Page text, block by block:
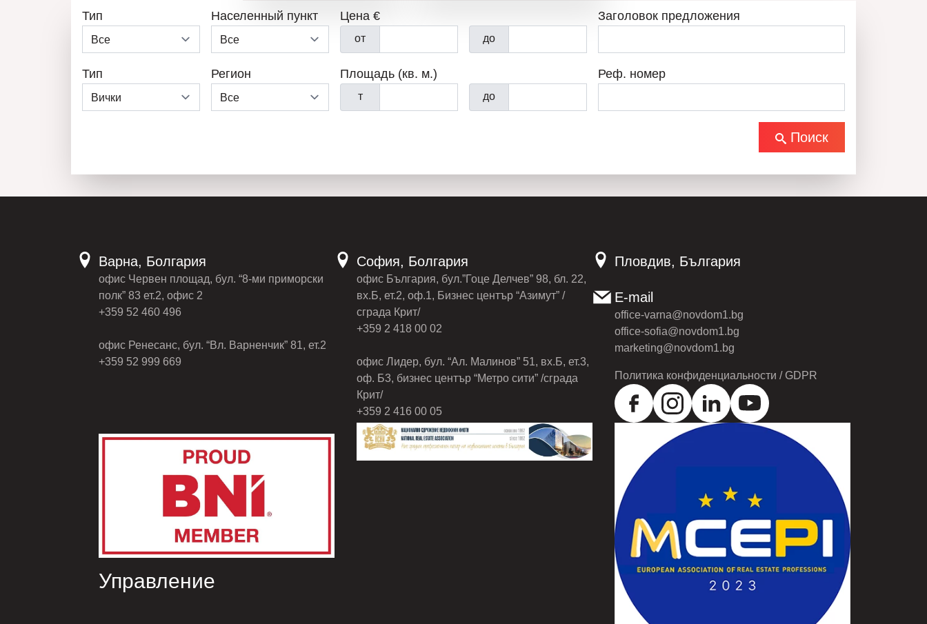
Тип Населенный пункт
Тип Регион
Цена €
от до
Площадь (кв. м.)
т до
Заголовок предложения
Реф. номер
Поиск
Варна, Болгария
офис Червен площад, бул. “8-ми приморски
полк” 83 ет.2, офис 2
+359 52 460 496
офис Ренесанс, бул. “Вл. Варненчик” 81, ет.2
+359 52 999 669
София, Болгария
офис България, бул.”Гоце Делчев” 98, бл. 22,
вх.Б, ет.2, оф.1, Бизнес център “Азимут” /
сграда Крит/
+359 2 418 00 02
офис Лидер, бул. “Ал. Малинов” 51, вх.Б, ет.3,
оф. Б3, бизнес център “Метро сити” /сграда
Крит/
+359 2 416 00 05
Пловдив, България
E-mail
office-varna@novdom1.bg
office-sofia@novdom1.bg
marketing@novdom1.bg
Политика конфиденциальности / GDPR
Управление